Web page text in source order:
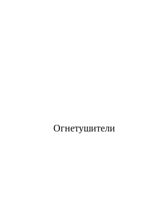
Огнетушители